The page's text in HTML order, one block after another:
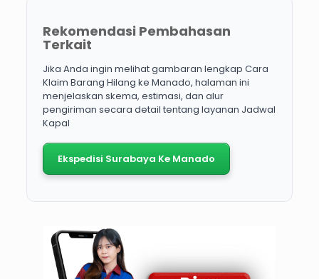
Rekomendasi Pembahasan
Terkait
Jika Anda ingin melihat gambaran lengkap Cara
Klaim Barang Hilang ke Manado, halaman ini
menjelaskan skema, estimasi, dan alur
pengiriman secara detail tentang layanan Jadwal
Kapal
Ekspedisi Surabaya Ke Manado